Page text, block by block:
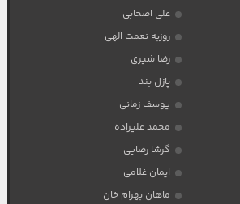
علی اصحابی
روزبه نعمت الهی
رضا شیری
پازل بند
یوسف زمانی
محمد علیزاده
گرشا رضایی
ایمان غلامی
ماهان بهرام خان